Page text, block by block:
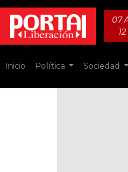
07
Inicio Política Sociedad